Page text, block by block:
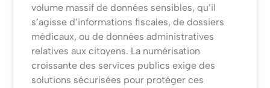
volume massif de données sensibles, qu’il
s’agisse d’informations fiscales, de dossiers
médicaux, ou de données administratives
relatives aux citoyens. La numérisation
croissante des services publics exige des
solutions sécurisées pour protéger ces